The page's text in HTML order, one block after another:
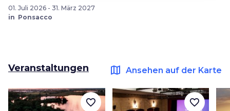
01. Juli 2026 - 31. März 2027
in Ponsacco
Veranstaltungen map Ansehen auf der Karte
favorite_border favorite_border